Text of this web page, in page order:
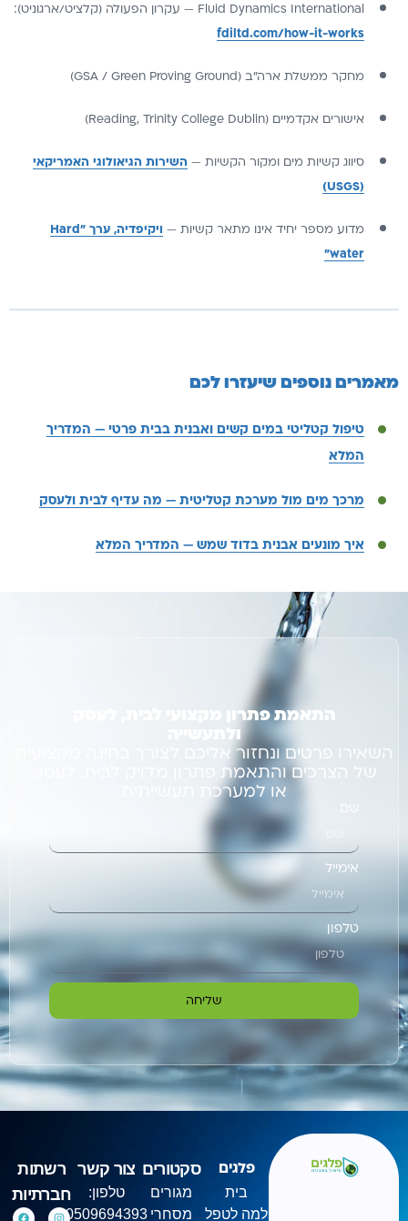
Fluid Dynamics International — עקרון הפעולה (קלציט/ארגוניט):
fdiltd.com/how-it-works
מחקר ממשלת ארה"ב (GSA / Green Proving Ground)
אישורים אקדמיים (Reading, Trinity College Dublin)
סיווג קשיות מים ומקור הקשיות — השירות הגיאולוגי האמריקאי
(USGS)
מדוע מספר יחיד אינו מתאר קשיות — ויקיפדיה, ערך "Hard
water"
מאמרים נוספים שיעזרו לכם
טיפול קטליטי במים קשים ואבנית בבית פרטי — המדריך
המלא
מרכך מים מול מערכת קטליטית — מה עדיף לבית ולעסק
איך מונעים אבנית בדוד שמש — המדריך המלא
התאמת פתרון מקצועי לבית, לעסק
ולתעשייה
השאירו פרטים ונחזור אליכם לצורך בחינה מקצועית
של הצרכים והתאמת פתרון מדויק לבית, לעסק
או למערכת תעשייתית
אימייל
טלפון
שליחה
פלגים
בית
למה לטפל
סקטורים
מגורים
מסחרי
צור קשר
טלפון:
0509694393
רשתות
חברתיות